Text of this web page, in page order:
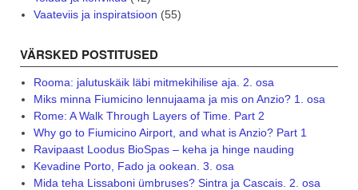
Vaateviis ja inspiratsioon (55)
VÄRSKED POSTITUSED
Rooma: jalutuskäik läbi mitmekihilise aja. 2. osa
Miks minna Fiumicino lennujaama ja mis on Anzio? 1. osa
Rome: A Walk Through Layers of Time. Part 2
Why go to Fiumicino Airport, and what is Anzio? Part 1
Ravipaast Loodus BioSpas – keha ja hinge nauding
Kevadine Porto, Fado ja ookean. 3. osa
Mida teha Lissaboni ümbruses? Sintra ja Cascais. 2. osa